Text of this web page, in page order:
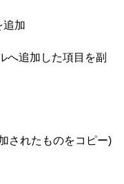
追加
追加した項目を副
されたものをコピー)